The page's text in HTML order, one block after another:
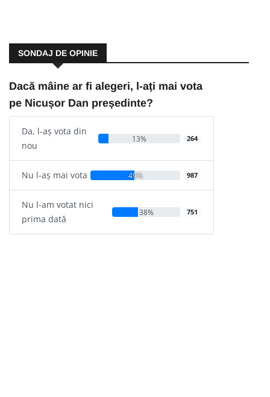
SONDAJ DE OPINIE
Dacă mâine ar fi alegeri, l-ați mai vota
pe Nicușor Dan președinte?
Da, l-aș vota din
nou
13% 264
Nu l-aș mai vota 49% 987
Nu l-am votat nici
prima dată
38% 751